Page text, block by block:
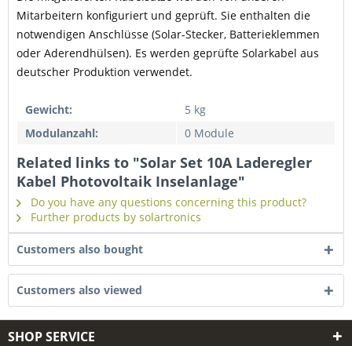
Mitarbeitern konfiguriert und geprüft. Sie enthalten die
notwendigen Anschlüsse (Solar-Stecker, Batterieklemmen
oder Aderendhülsen). Es werden geprüfte Solarkabel aus
deutscher Produktion verwendet.
Gewicht:
5 kg
Modulanzahl:
0 Module
Related links to "Solar Set 10A Laderegler
Kabel Photovoltaik Inselanlage"
Do you have any questions concerning this product?
Further products by solartronics
Customers also bought
Customers also viewed
SHOP SERVICE